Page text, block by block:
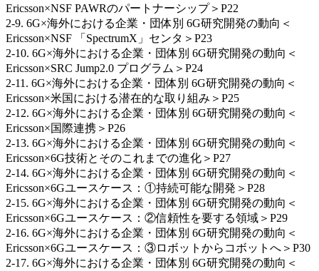
Ericsson×NSF PAWRのパートナーシップ＞P22
2-9. 6G×海外における企業・団体別 6G研究開発の動向＜
Ericsson×NSF 「SpectrumX」センタ＞P23
2-10. 6G×海外における企業・団体別 6G研究開発の動向＜
Ericsson×SRC Jump2.0 プログラム＞P24
2-11. 6G×海外における企業・団体別 6G研究開発の動向＜
Ericsson×米国における潜在的な取り組み＞P25
2-12. 6G×海外における企業・団体別 6G研究開発の動向＜
Ericsson×国際連携＞P26
2-13. 6G×海外における企業・団体別 6G研究開発の動向＜
Ericsson×6G技術とそのこれまでの進化＞P27
2-14. 6G×海外における企業・団体別 6G研究開発の動向＜
Ericsson×6Gユースケース：①持続可能な開発＞P28
2-15. 6G×海外における企業・団体別 6G研究開発の動向＜
Ericsson×6Gユースケース：②信頼性を要する領域＞P29
2-16. 6G×海外における企業・団体別 6G研究開発の動向＜
Ericsson×6Gユースケース：③ロボットからコボットへ＞P30
2-17. 6G×海外における企業・団体別 6G研究開発の動向＜